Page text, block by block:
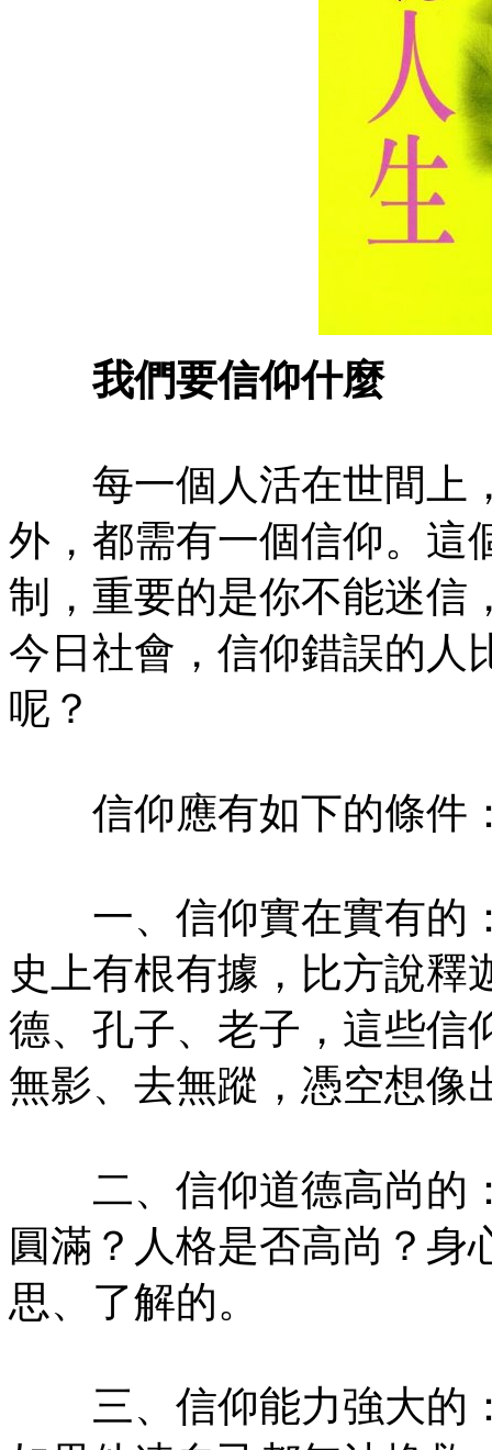
我們要信仰什麼
每一個人活在世間上
外，都需有一個信仰。這
制，重要的是你不能迷信
今日社會，信仰錯誤的人
呢？
信仰應有如下的條件
一、信仰實在實有的
史上有根有據，比方說釋
德、孔子、老子，這些信
無影、去無蹤，憑空想像
二、信仰道德高尚的
圓滿？人格是否高尚？身
思、了解的。
三、信仰能力強大的